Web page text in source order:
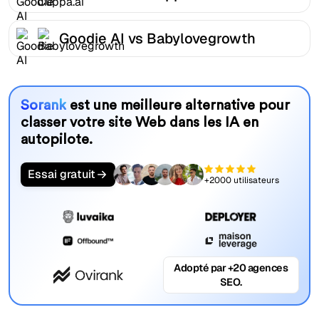
Goodie AI vs Babylovegrowth
Sorankest une meilleure alternative pour
classer votre site Web dans les IA en
autopilote.
Essai gratuit +2000 utilisateurs
Adopté par +20 agences
SEO.